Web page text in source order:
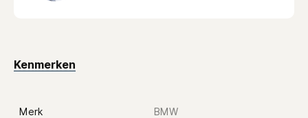
Kenmerken
Merk BMW